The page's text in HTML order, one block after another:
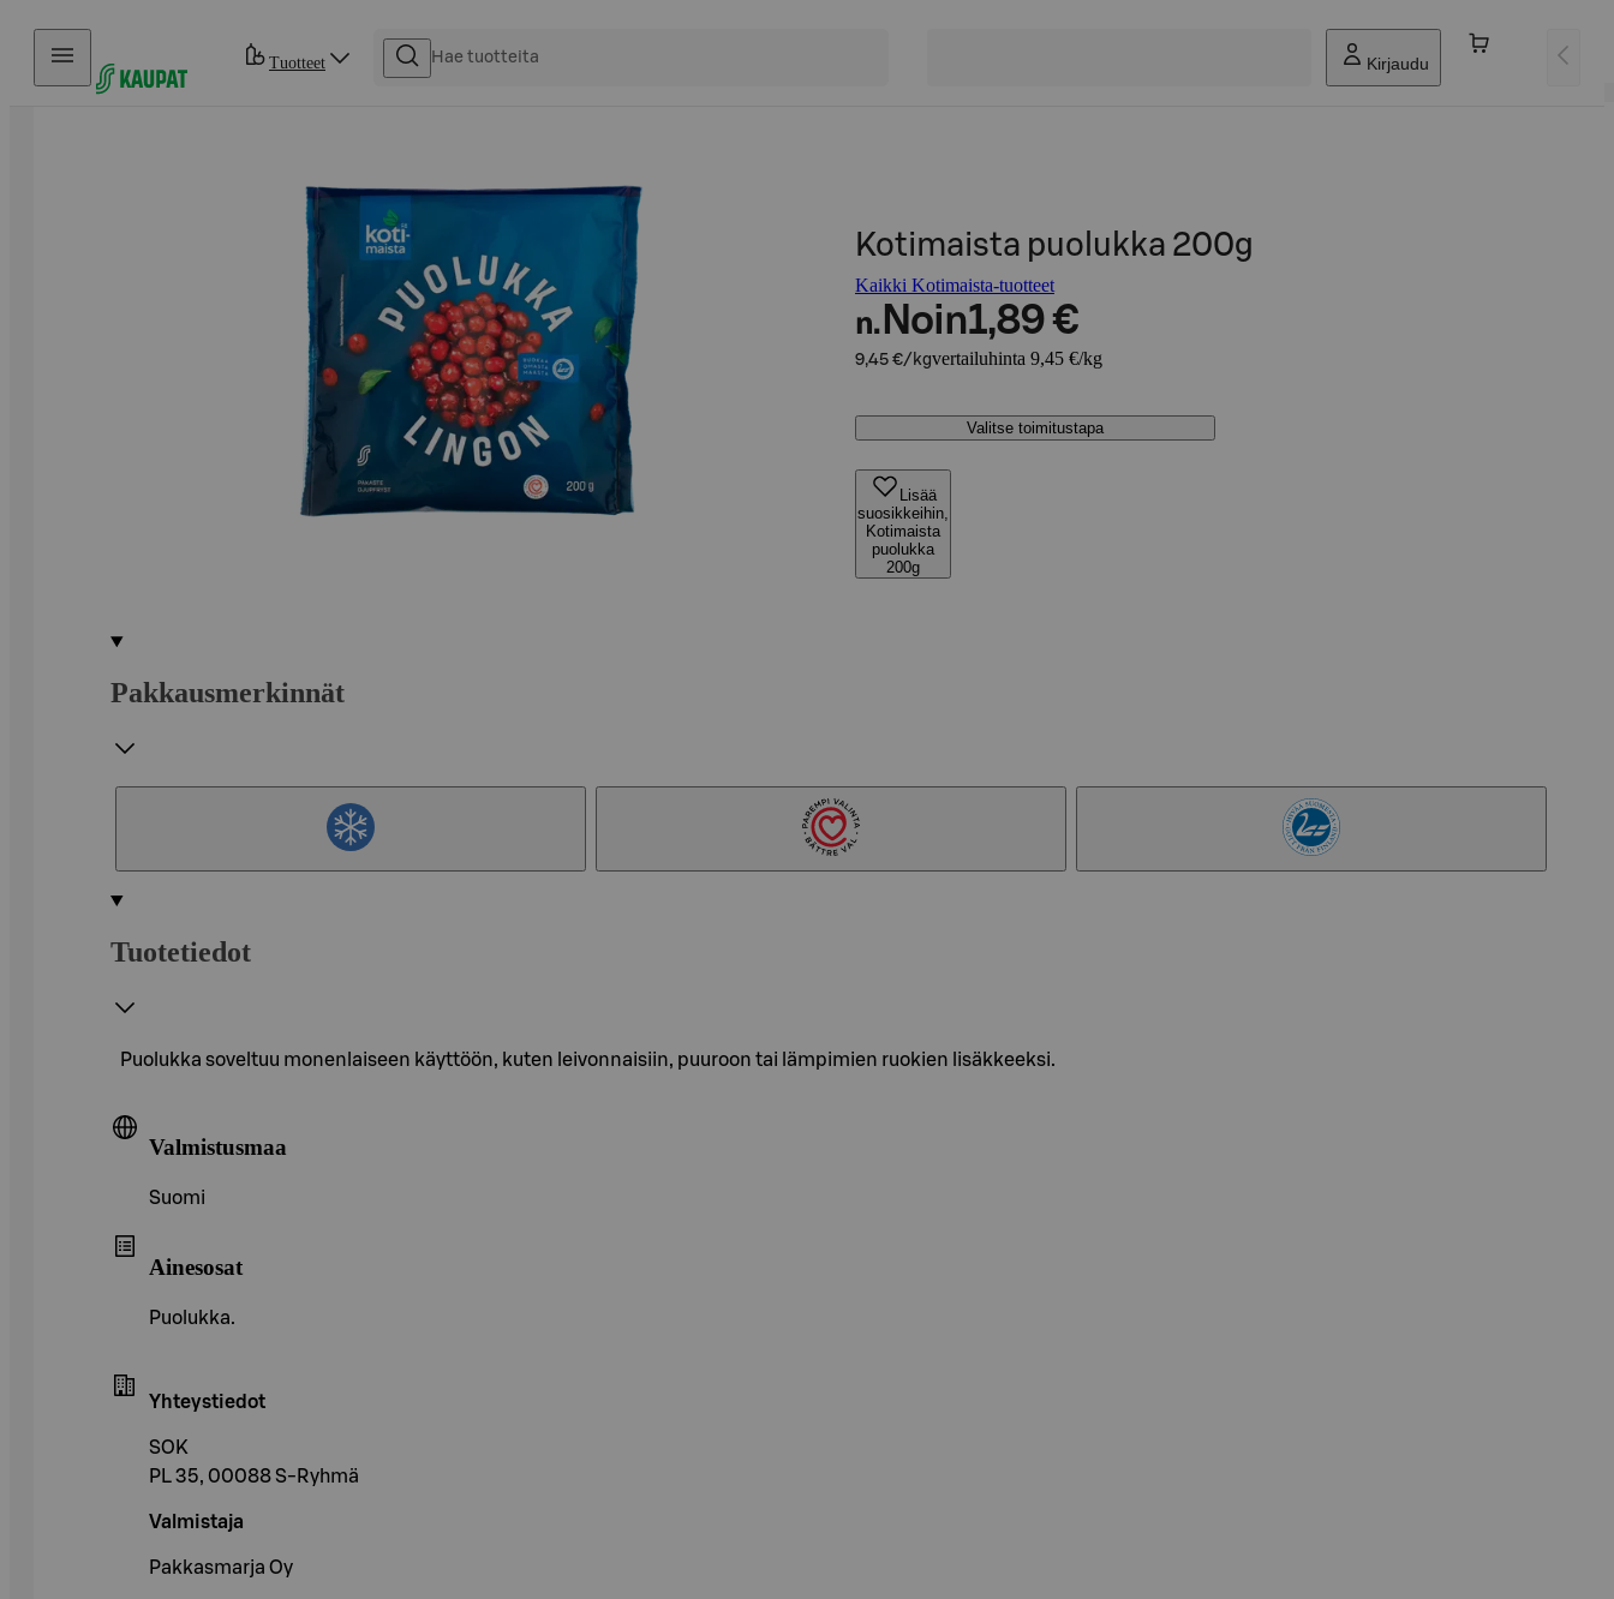
Hyppää sisältöön
Tuotteet Kirjaudu
Kotimaista puolukka 200g
Kaikki Kotimaista-tuotteet
n. Noin1,89 €
9,45 €/kgvertailuhinta 9,45 €/kg
Valitse toimitustapa
Lisää
suosikkeihin,
Kotimaista
puolukka
200g
Pakkausmerkinnät
Tuotetiedot
Puolukka soveltuu monenlaiseen käyttöön, kuten leivonnaisiin, puuroon tai lämpimien ruokien lisäkkeeksi.
Valmistusmaa
Suomi
Ainesosat
Puolukka.
Yhteystiedot
SOK
PL 35, 00088 S-Ryhmä
Valmistaja
Pakkasmarja Oy